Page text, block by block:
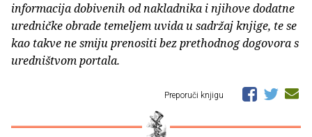
informacija dobivenih od nakladnika i njihove dodatne
uredničke obrade temeljem uvida u sadržaj knjige, te se
kao takve ne smiju prenositi bez prethodnog dogovora s
uredništvom portala.
Preporuči knjigu